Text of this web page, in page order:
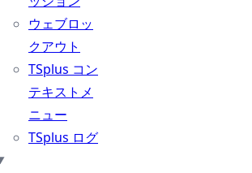
ウェブロッ
クアウト
TSplus コン
テキストメ
ニュー
TSplus ログ